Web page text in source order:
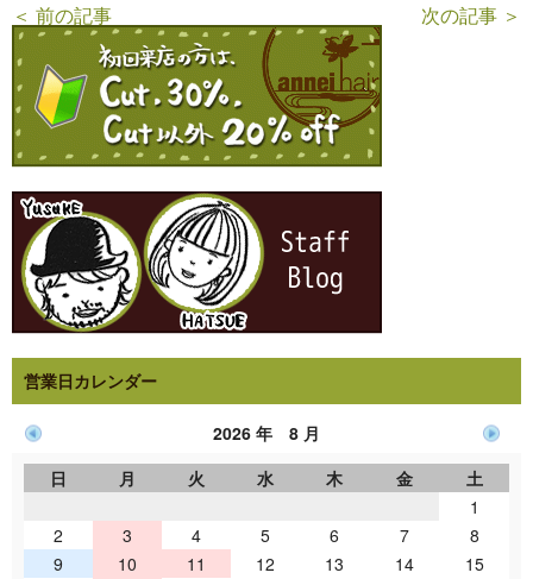
＜ 前の記事 次の記事 ＞
営業日カレンダー
2026 年 8 月
日
月 火 水 木 金
土
1
2
3 4 5 6 7
8
9
10 11 12 13 14
15